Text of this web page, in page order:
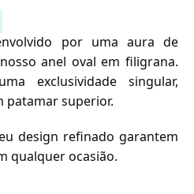
por uma aura de
anel oval em filigrana.
exclusividade singular,
patamar superior.
design refinado garantem
qualquer ocasião.